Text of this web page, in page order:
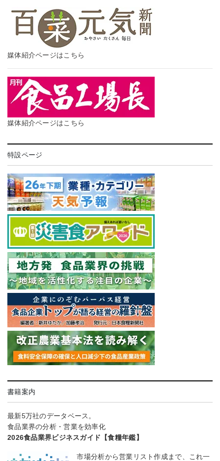
媒体紹介ページはこちら
媒体紹介ページはこちら
特設ページ
書籍案内
最新5万社のデータベース。
食品業界の分析・営業を効率化
2026食品業界ビジネスガイド【食糧年鑑】
市場分析から営業リスト作成まで、これ一